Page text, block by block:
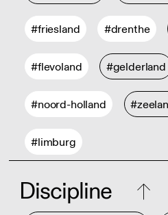
#friesland #drenthe
#flevoland #gelderland
#noord-holland
#limburg
Discipline